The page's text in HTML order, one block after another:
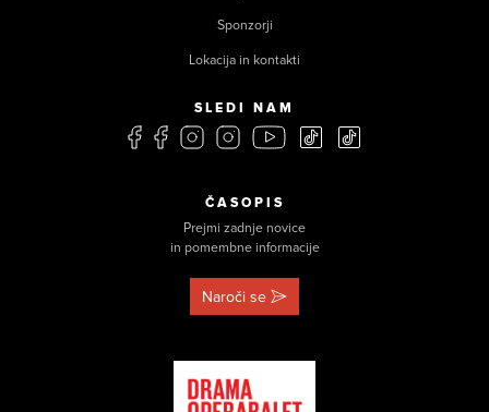
Sponzorji
Lokacija in kontakti
SLEDI NAM
ČASOPIS
Prejmi zadnje novice
in pomembne informacije
Naroči se